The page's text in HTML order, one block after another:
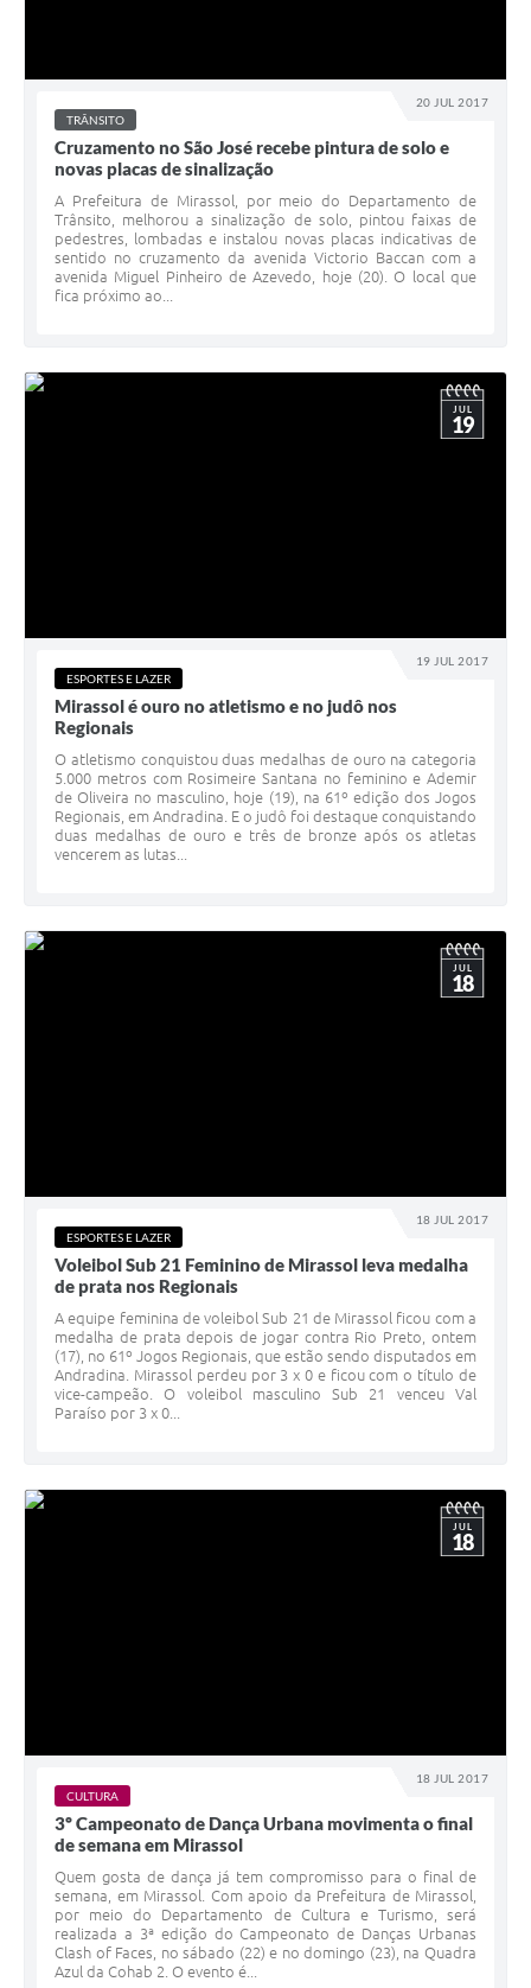
20 JUL 2017
TRÂNSITO
Cruzamento no São José recebe pintura de solo e
novas placas de sinalização
A Prefeitura de Mirassol, por meio do Departamento de
Trânsito, melhorou a sinalização de solo, pintou faixas de
pedestres, lombadas e instalou novas placas indicativas de
sentido no cruzamento da avenida Victorio Baccan com a
avenida Miguel Pinheiro de Azevedo, hoje (20). O local que
fica próximo ao...
19 JUL 2017
JUL
19
ESPORTES E LAZER
Mirassol é ouro no atletismo e no judô nos
Regionais
O atletismo conquistou duas medalhas de ouro na categoria
5.000 metros com Rosimeire Santana no feminino e Ademir
de Oliveira no masculino, hoje (19), na 61º edição dos Jogos
Regionais, em Andradina. E o judô foi destaque conquistando
duas medalhas de ouro e três de bronze após os atletas
vencerem as lutas...
18 JUL 2017
JUL
18
ESPORTES E LAZER
Voleibol Sub 21 Feminino de Mirassol leva medalha
de prata nos Regionais
A equipe feminina de voleibol Sub 21 de Mirassol ficou com a
medalha de prata depois de jogar contra Rio Preto, ontem
(17), no 61º Jogos Regionais, que estão sendo disputados em
Andradina. Mirassol perdeu por 3 x 0 e ficou com o título de
vice-campeão. O voleibol masculino Sub 21 venceu Val
Paraíso por 3 x 0...
18 JUL 2017
JUL
18
CULTURA
3º Campeonato de Dança Urbana movimenta o final
de semana em Mirassol
Quem gosta de dança já tem compromisso para o final de
semana, em Mirassol. Com apoio da Prefeitura de Mirassol,
por meio do Departamento de Cultura e Turismo, será
realizada a 3ª edição do Campeonato de Danças Urbanas
Clash of Faces, no sábado (22) e no domingo (23), na Quadra
Azul da Cohab 2. O evento é...